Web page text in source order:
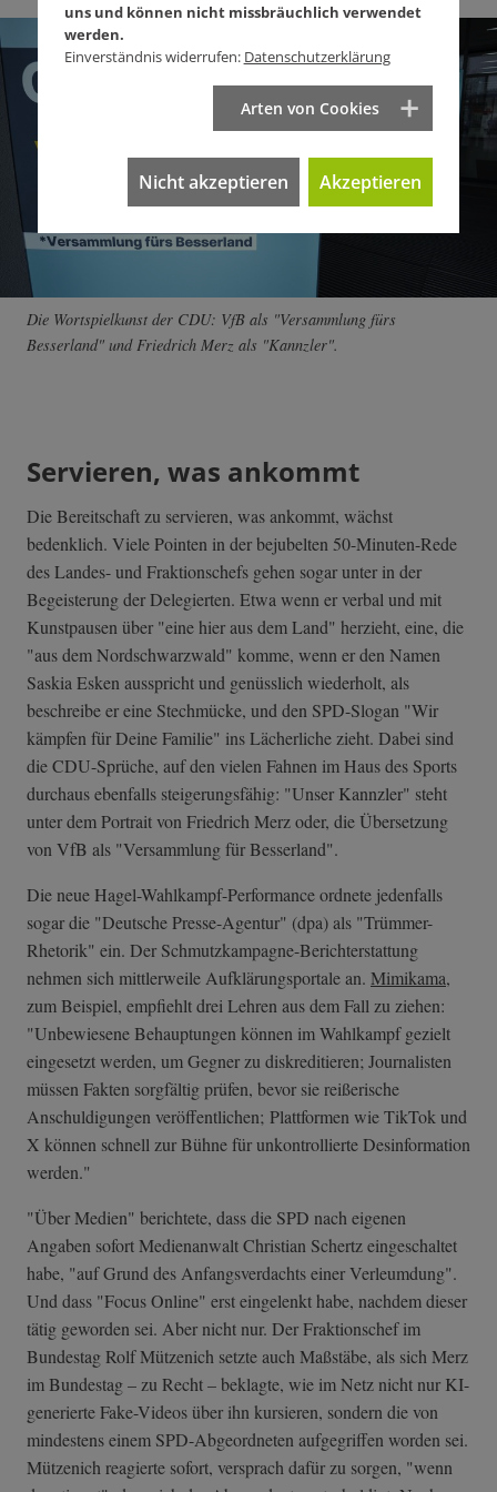
Die Wortspielkunst der CDU: VfB als "Versammlung fürs
Besserland" und Friedrich Merz als "Kannzler".
Servieren, was ankommt
Die Bereitschaft zu servieren, was ankommt, wächst
bedenklich. Viele Pointen in der bejubelten 50-Minuten-Rede
des Landes- und Fraktionschefs gehen sogar unter in der
Begeisterung der Delegierten. Etwa wenn er verbal und mit
Kunstpausen über "eine hier aus dem Land" herzieht, eine, die
"aus dem Nordschwarzwald" komme, wenn er den Namen
Saskia Esken ausspricht und genüsslich wiederholt, als
beschreibe er eine Stechmücke, und den SPD-Slogan "Wir
kämpfen für Deine Familie" ins Lächerliche zieht. Dabei sind
die CDU-Sprüche, auf den vielen Fahnen im Haus des Sports
durchaus ebenfalls steigerungsfähig: "Unser Kannzler" steht
unter dem Portrait von Friedrich Merz oder, die Übersetzung
von VfB als "Versammlung für Besserland".
Die neue Hagel-Wahlkampf-Performance ordnete jedenfalls
sogar die "Deutsche Presse-Agentur" (dpa) als "Trümmer-
Rhetorik" ein. Der Schmutzkampagne­-Berichterstatt­ung
nehmen sich mittlerweile Aufklärungsportale an. Mimikama,
zum Beispiel, empfiehlt drei Lehren aus dem Fall zu ziehen:
"Unbewiesene Behauptungen können im Wahlkampf gezielt
eingesetzt werden, um Gegner zu diskreditieren; Journalisten
müssen Fakten sorgfältig prüfen, bevor sie reißerische
Anschuldigungen veröffentlichen; Plattformen wie TikTok und
X können schnell zur Bühne für unkontrollierte Desinformation
werden."
"Über Medien" berichtete, dass die SPD nach eigenen
Angaben sofort Medienanwalt Christian Schertz eingeschaltet
habe, "auf Grund des Anfangsverdachts einer Verleumdung".
Und dass "Focus Online" erst eingelenkt habe, nachdem dieser
tätig geworden sei. Aber nicht nur. Der Fraktionschef im
Bundestag Rolf Mützenich setzte auch Maßstäbe, als sich Merz
im Bundestag – zu Recht – beklagte, wie im Netz nicht nur KI-
generierte Fake-Videos über ihn kursieren, sondern die von
mindestens einem SPD-Abgeordneten aufgegriffen worden sei.
Mützenich reagierte sofort, versprach dafür zu sorgen, "wenn
uns und können nicht missbräuchlich verwendet
werden.
Einverständnis widerrufen: Datenschutzerklärung
Arten von Cookies
Nicht akzeptieren Akzeptieren